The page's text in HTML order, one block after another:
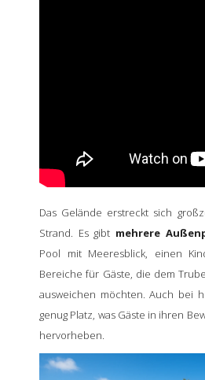
Das Gelände erstreckt sich
Strand. Es gibt mehrere
Pool mit Meeresblick, einen
Bereiche für Gäste, die dem
ausweichen möchten. Auch bei
genug Platz, was Gäste in ihren
hervorheben.